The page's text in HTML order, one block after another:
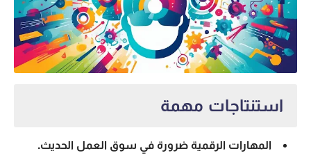
استنتاجات مهمة
المهارات الرقمية ضرورة في سوق العمل الحديث.